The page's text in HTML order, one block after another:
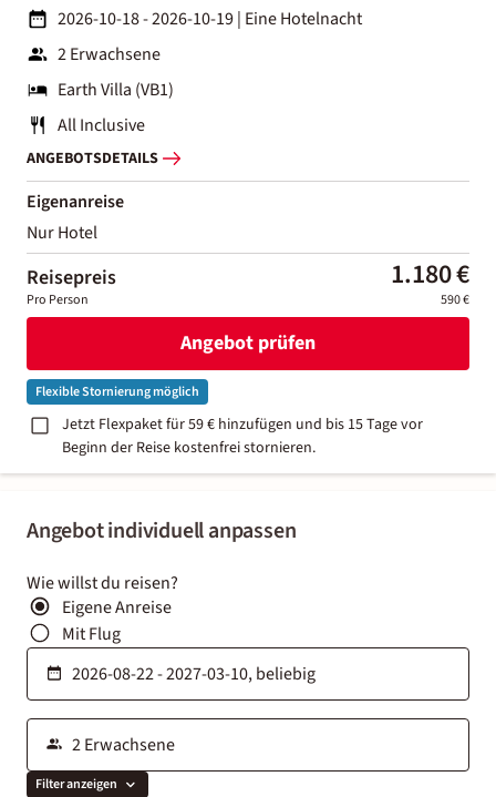
Angebot individuell anpassen
Wie willst du reisen?
Eigene Anreise
Mit Flug
Filter anzeigen
2026-10-18 - 2026-10-19| Eine Hotelnacht
2 Erwachsene
Earth Villa (VB1)
All Inclusive
ANGEBOTSDETAILS
Eigenanreise
Nur Hotel
Reisepreis 1.180 €
Pro Person 590 €
Angebot prüfen
Flexible Stornierung möglich
Jetzt Flexpaket für 59 € hinzufügen und bis 15 Tage vor
Beginn der Reise kostenfrei stornieren.